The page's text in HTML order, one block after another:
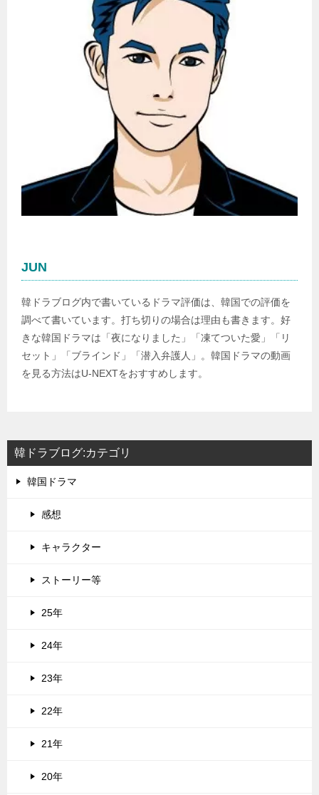
JUN
韓ドラブログ内で書いているドラマ評価は、韓国での評価を
調べて書いています。打ち切りの場合は理由も書きます。好
きな韓国ドラマは「夜になりました」「凍てついた愛」「リ
セット」「ブラインド」「潜入弁護人」。韓国ドラマの動画
を見る方法はU-NEXTをおすすめします。
韓ドラブログ:カテゴリ
韓国ドラマ
感想
キャラクター
ストーリー等
25年
24年
23年
22年
21年
20年